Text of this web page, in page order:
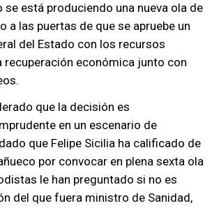
se está produciendo una nueva ola de
a las puertas de que se apruebe un
del Estado con los recursos
recuperación económica junto con
que la decisión es
en un escenario de
que Felipe Sicilia ha calificado de
por convocar en plena sexta ola
le han preguntado si no es
del que fuera ministro de Sanidad,